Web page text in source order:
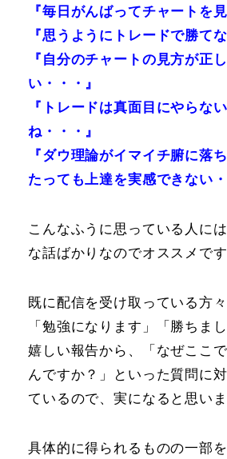
『毎日がんばってチャートを
『思うようにトレードで勝て
『自分のチャートの見方が正
い・・・』
『トレードは真面目にやらな
ね・・・』
『ダウ理論がイマイチ腑に落
たっても上達を実感できない・
こんなふうに思っている人に
な話ばかりなのでオススメです
既に配信を受け取っている方
「勉強になります」「勝ちま
嬉しい報告から、「なぜここ
んですか？」といった質問に
ているので、実になると思いま
具体的に得られるものの一部を